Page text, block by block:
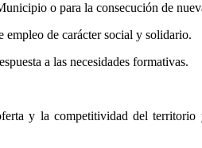
o para la consecución de
empleo de carácter social y solidario.
a las necesidades formativas.
y la competitividad del territorio